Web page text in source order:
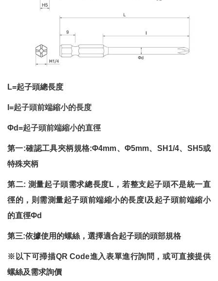
L=起子頭總長度
l=起子頭前端縮小的長度
Φd=起子頭前端縮小的直徑
第一:確認工具夾柄規格:Φ4mm、Φ5mm、 SH1/4、 SH5或
特殊夾柄
第二: 測量起子頭需求總長度 L，若整支起子頭不是統一直
徑的，則需測量起子頭前端縮小的長度 及起子頭前端縮小
的直徑Φd
第三:依據使用的螺絲，選擇適合起子頭的頭部規格
※以下可掃描QR Code進入表單進行詢問，或可直接提供
螺絲及需求詢價